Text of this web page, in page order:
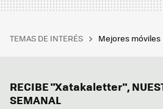
TEMAS DE INTERÉS Mejores móviles
RECIBE "Xatakaletter",
SEMANAL